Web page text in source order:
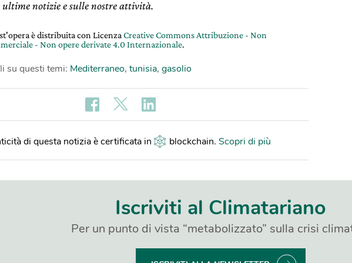
ultime notizie e sulle nostre attività.
è distribuita con Licenza Creative Commons Attribuzione - Non
- Non opere derivate 4.0 Internazionale.
su questi temi: Mediterraneo, tunisia, gasolio
di questa notizia è certificata in blockchain. Scopri di più
Iscriviti al Climatariano
Per un punto di vista “metabolizzato” sulla crisi